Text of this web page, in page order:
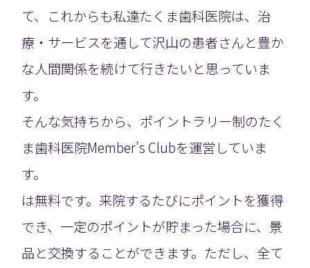
て、これからも私達たくま歯科医院は、治
療・サービスを通して沢山の患者さんと豊か
な人間関係を続けて行きたいと思っていま
す。
そんな気持ちから、ポイントラリー制のたく
ま歯科医院Member’s Clubを運営していま
す。
は無料です。来院するたびにポイントを獲得
でき、一定のポイントが貯まった場合に、景
品と交換することができます。ただし、全て